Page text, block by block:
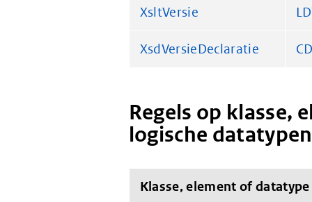
XsltVersie
XsdVersieDeclaratie
Regels op klasse,
logische datatypen
Klasse, element of datatype